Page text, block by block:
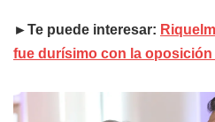
►Te puede interesar:
fue durísimo con la